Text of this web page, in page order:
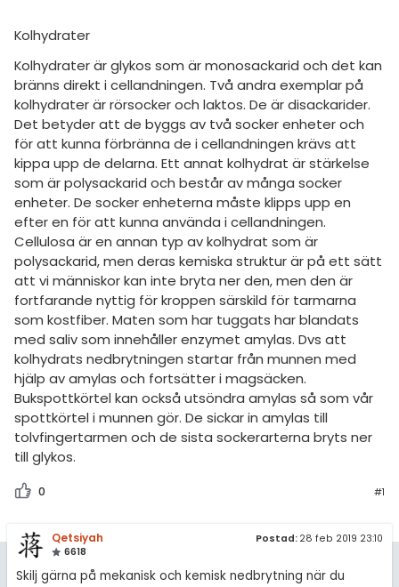
Kolhydrater
Kolhydrater är glykos som är monosackarid och det kan
bränns direkt i cellandningen. Två andra exemplar på
kolhydrater är rörsocker och laktos. De är disackarider.
Det betyder att de byggs av två socker enheter och
för att kunna förbränna de i cellandningen krävs att
kippa upp de delarna. Ett annat kolhydrat är stärkelse
som är polysackarid och består av många socker
enheter. De socker enheterna måste klipps upp en
efter en för att kunna använda i cellandningen.
Cellulosa är en annan typ av kolhydrat som är
polysackarid, men deras kemiska struktur är på ett sätt
att vi människor kan inte bryta ner den, men den är
fortfarande nyttig för kroppen särskild för tarmarna
som kostfiber. Maten som har tuggats har blandats
med saliv som innehåller enzymet amylas. Dvs att
kolhydrats nedbrytningen startar från munnen med
hjälp av amylas och fortsätter i magsäcken.
Bukspottkörtel kan också utsöndra amylas så som vår
spottkörtel i munnen gör. De sickar in amylas till
tolvfingertarmen och de sista sockerarterna bryts ner
till glykos.
0 #1
Qetsiyah
6618
Postad: 28 feb 2019 23:10
Skilj gärna på mekanisk och kemisk nedbrytning när du